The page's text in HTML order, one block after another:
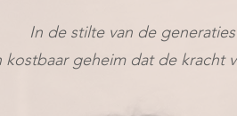
In de stilte van de
kostbaar geheim dat de kracht